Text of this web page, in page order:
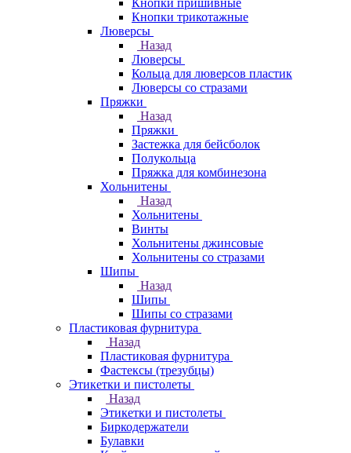
Кнопки пришивные
Кнопки трикотажные
Люверсы
Назад
Люверсы
Кольца для люверсов пластик
Люверсы со стразами
Пряжки
Назад
Пряжки
Застежка для бейсболок
Полукольца
Пряжка для комбинезона
Хольнитены
Назад
Хольнитены
Винты
Хольнитены джинсовые
Хольнитены со стразами
Шипы
Назад
Шипы
Шипы со стразами
Пластиковая фурнитура
Назад
Пластиковая фурнитура
Фастексы (трезубцы)
Этикетки и пистолеты
Назад
Этикетки и пистолеты
Биркодержатели
Булавки